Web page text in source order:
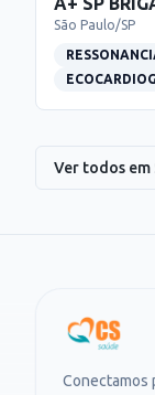
São Paulo/SP
Ver todos em
Conectamos